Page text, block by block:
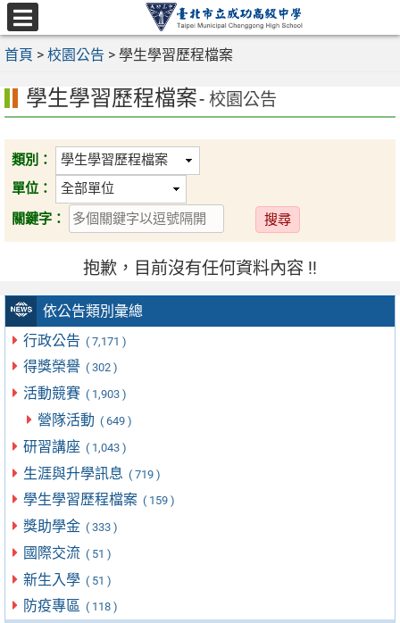
跳
至
主
容
區
選
單
首頁 > 校園公告 > 學生學習歷程檔案
依公告類別彙總
行政公告 ( 7,171 )
得獎榮譽 ( 302 )
活動競賽 ( 1,903 )
營隊活動 ( 649 )
研習講座 ( 1,043 )
生涯與升學訊息 ( 719 )
學生學習歷程檔案 ( 159 )
獎助學金 ( 333 )
國際交流 ( 51 )
新生入學 ( 51 )
防疫專區 ( 118 )
學生學習歷程檔案- 校園公告
類別：
單位：
關鍵字：
送
出
抱歉，目前沒有任何資料內容 !!